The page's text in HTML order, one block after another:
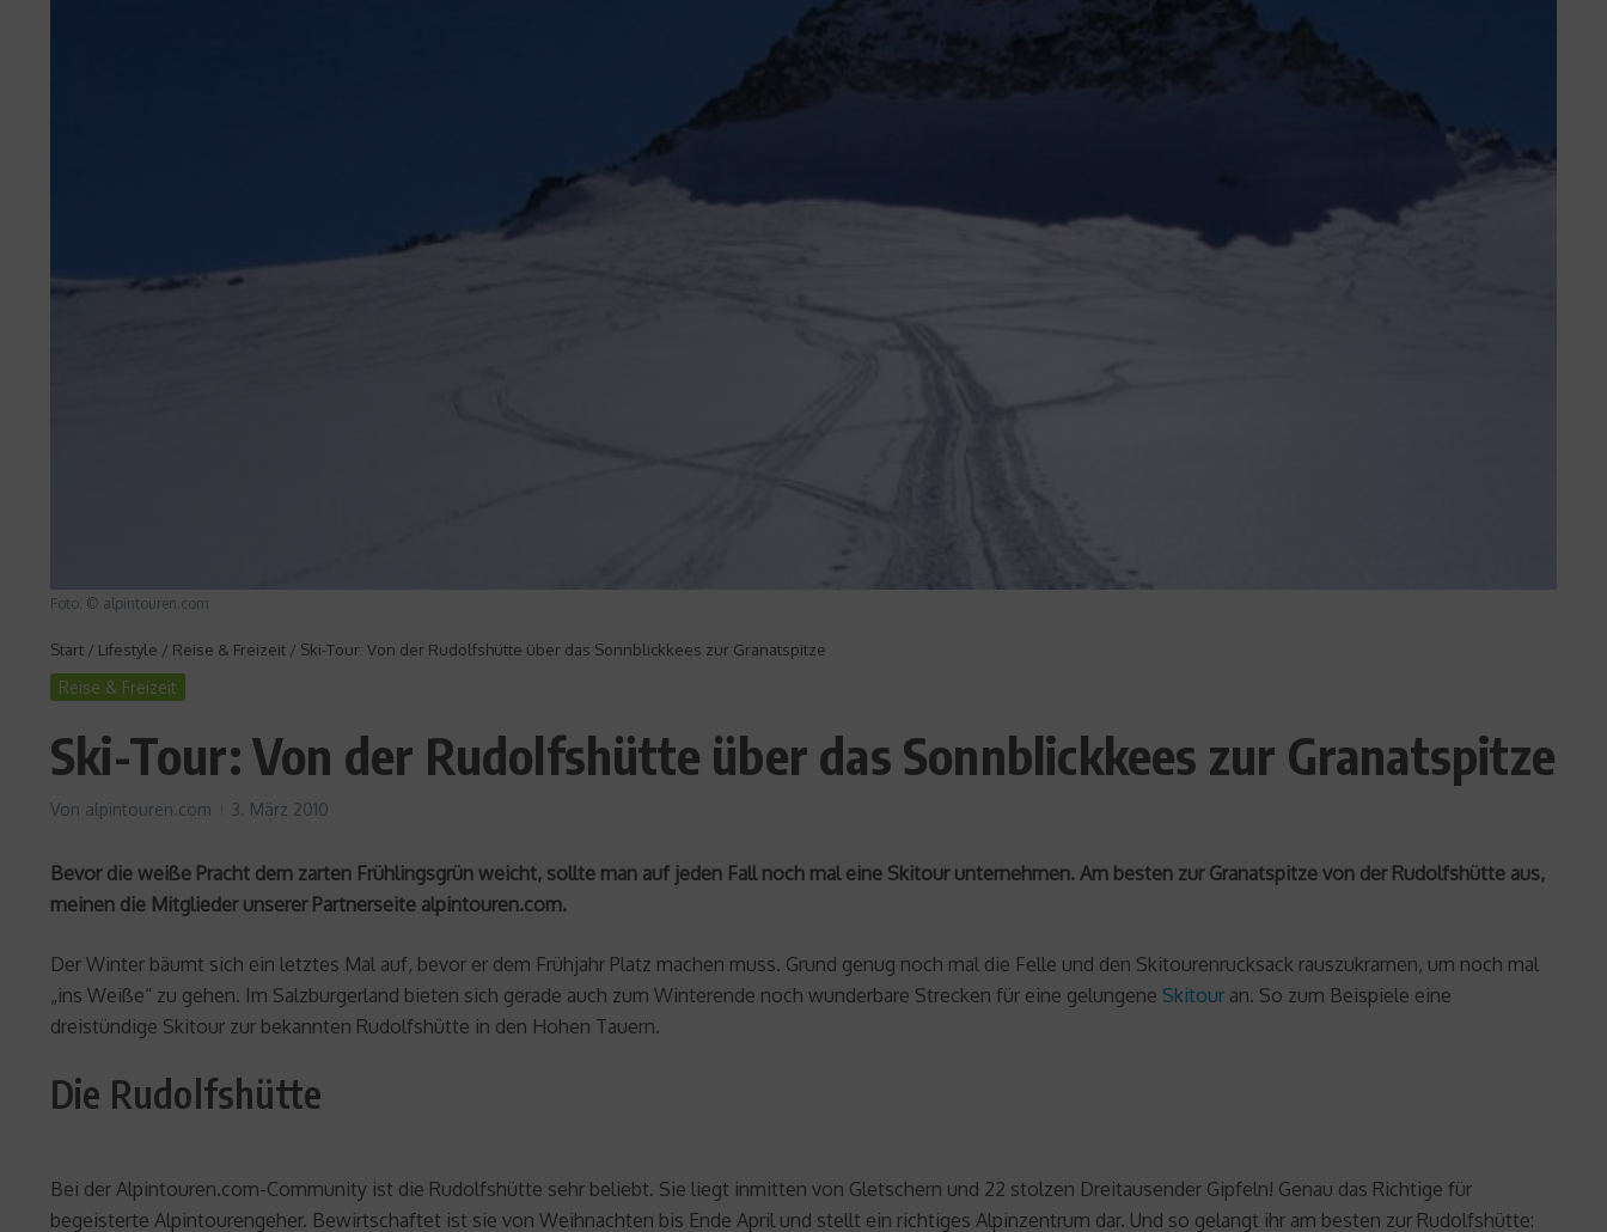
Foto: © alpintouren.com
Start / Lifestyle / Reise & Freizeit / Ski-Tour: Von der Rudolfshütte über das Sonnblickkees zur Granatspitze
Reise & Freizeit
Ski-Tour: Von der Rudolfshütte über das Sonnblickkees zur Granatspitze
Von alpintouren.com 3. März 2010
Bevor die weiße Pracht dem zarten Frühlingsgrün weicht, sollte man auf jeden Fall noch mal eine Skitour unternehmen. Am besten zur Granatspitze von der Rudolfshütte aus,
meinen die Mitglieder unserer Partnerseite alpintouren.com.
Der Winter bäumt sich ein letztes Mal auf, bevor er dem Frühjahr Platz machen muss. Grund genug noch mal die Felle und den Skitourenrucksack rauszukramen, um noch mal
„ins Weiße“ zu gehen. Im Salzburgerland bieten sich gerade auch zum Winterende noch wunderbare Strecken für eine gelungene Skitour an. So zum Beispiele eine
dreistündige Skitour zur bekannten Rudolfshütte in den Hohen Tauern.
Die Rudolfshütte
Bei der Alpintouren.com-Community ist die Rudolfshütte sehr beliebt. Sie liegt inmitten von Gletschern und 22 stolzen Dreitausender Gipfeln! Genau das Richtige für
begeisterte Alpintourengeher. Bewirtschaftet ist sie von Weihnachten bis Ende April und stellt ein richtiges Alpinzentrum dar. Und so gelangt ihr am besten zur Rudolfshütte: